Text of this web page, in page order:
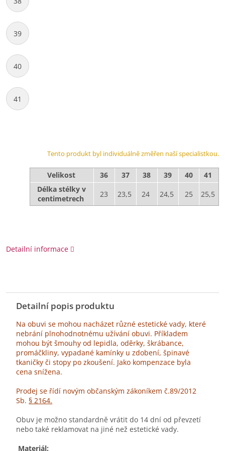
39
40
41
Tento produkt byl individuálně změřen naší specialistkou.
Velikost 36 37 38 39 40
41
Délka stélky v
centimetrech
23 23,5 24 24,5 25 25,5
Detailní informace
Detailní popis produktu
Na obuvi se mohou nacházet různé estetické vady, které
nebrání plnohodnotnému užívání obuvi. Příkladem
mohou být šmouhy od lepidla, oděrky, škrábance,
promáčkliny, vypadané kamínky u zdobení, špinavé
tkaničky či stopy po zkoušení. Jako kompenzace byla
cena snížena.
Prodej se řídí novým občanským zákoníkem č.89/2012
Sb.§ 2164.
Obuv je možno standardně vrátit do 14 dní od převzetí
nebo také reklamovat na jiné než estetické vady.
Materiál: